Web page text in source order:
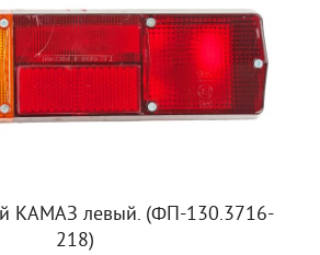
КАМАЗ левый. (ФП-130.3716-
218)